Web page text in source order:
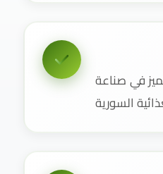
في صناعة